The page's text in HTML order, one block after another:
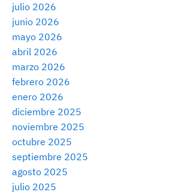
julio 2026
junio 2026
mayo 2026
abril 2026
marzo 2026
febrero 2026
enero 2026
diciembre 2025
noviembre 2025
octubre 2025
septiembre 2025
agosto 2025
julio 2025